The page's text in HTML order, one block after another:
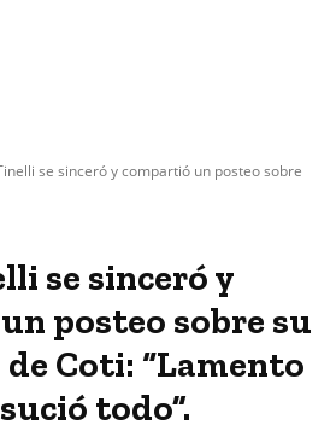
se sinceró y compartió un posteo sobre
se sinceró y
posteo sobre su
Coti: “Lamento
todo”.